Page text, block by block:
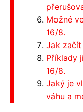
Možné
16/8.
Jak začít
Příklady
16/8.
Jaký je
váhu a